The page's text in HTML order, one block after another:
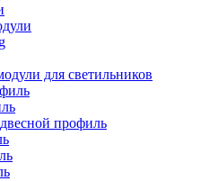
для светильников
профиль